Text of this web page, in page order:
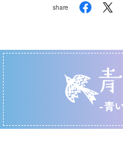
share
-青